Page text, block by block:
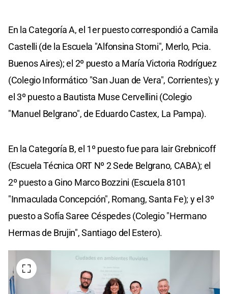
En la Categoría A, el 1er puesto correspondió a Camila
Castelli (de la Escuela "Alfonsina Storni", Merlo, Pcia.
Buenos Aires); el 2º puesto a María Victoria Rodríguez
(Colegio Informático "San Juan de Vera", Corrientes); y
el 3º puesto a Bautista Muse Cervellini (Colegio
"Manuel Belgrano", de Eduardo Castex, La Pampa).
En la Categoría B, el 1º puesto fue para Iair Grebnicoff
(Escuela Técnica ORT Nº 2 Sede Belgrano, CABA); el
2º puesto a Gino Marco Bozzini (Escuela 8101
"Inmaculada Concepción", Romang, Santa Fe); y el 3º
puesto a Sofía Saree Céspedes (Colegio "Hermano
Hermas de Brujin", Santiago del Estero).